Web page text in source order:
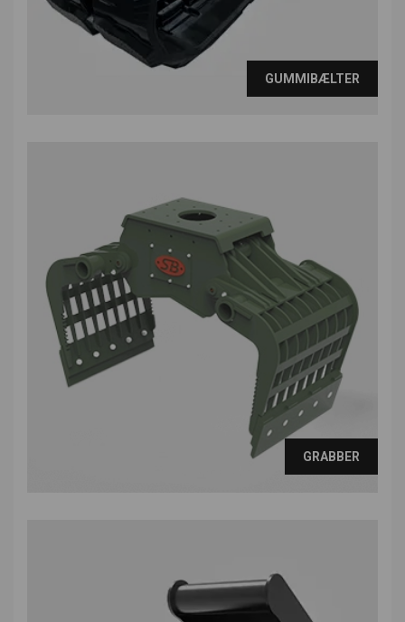
GUMMIBÆLTER
GRABBER